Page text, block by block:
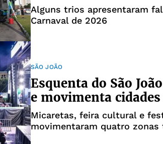
Alguns trios apresentaram
Carnaval de 2026
SÃO JOÃO
Esquenta do São
e movimenta
Micaretas, feira cultural e
movimentaram quatro